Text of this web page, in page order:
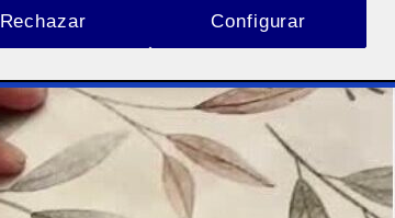
Rechazar Configurar